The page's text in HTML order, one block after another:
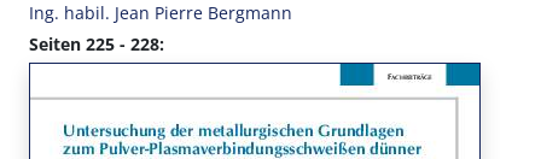
Ing. habil. Jean Pierre Bergmann
Seiten 225 - 228: